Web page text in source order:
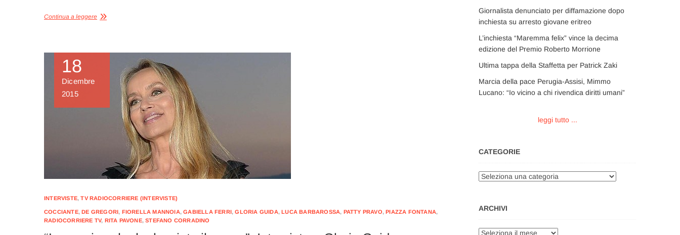
Continua a leggere
18
Dicembre
2015
INTERVISTE,TV RADIOCORRIERE (INTERVISTE)
COCCIANTE,DE GREGORI, FIORELLA MANNOIA,GABIELLA FERRI,GLORIA GUIDA,LUCA BARBAROSSA, PATTY PRAVO,PIAZZA FONTANA,
RADIOCORRIERE TV, RITA PAVONE,STEFANO CORRADINO
Giornalista denunciato per diffamazione dopo
inchiesta su arresto giovane eritreo
L’inchiesta “Maremma felix” vince la decima
edizione del Premio Roberto Morrione
Ultima tappa della Staffetta per Patrick Zaki
Marcia della pace Perugia-Assisi, Mimmo
Lucano: “Io vicino a chi rivendica diritti umani”
leggi tutto ...
CATEGORIE
Categorie
ARCHIVI
Archivi